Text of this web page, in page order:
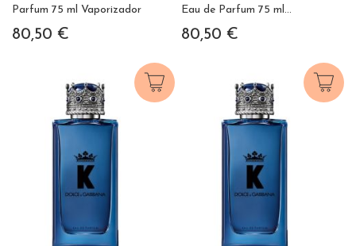
Parfum 75 ml Vaporizador
80,50 €
Eau de Parfum 75 ml
Vaporizador
80,50 €